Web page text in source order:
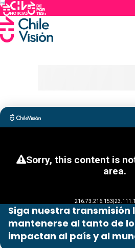
Siga nuestra transmisión
mantenerse al tanto de
impactan al país y al
Programas